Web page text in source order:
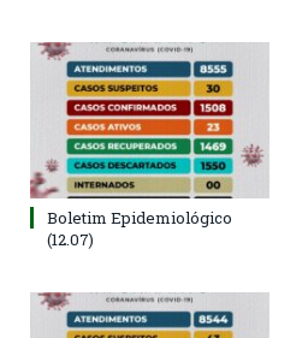
Boletim Epidemiológico
(12.07)